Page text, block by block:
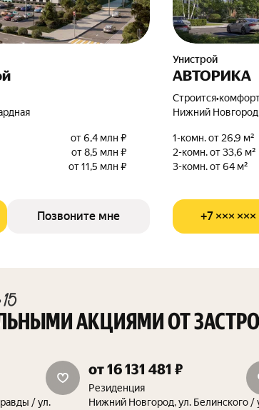
от 6,4 млн ₽
от 8,5 млн ₽
от 11,5 млн ₽
Позвоните мне
Унистрой
АВТОРИКА
Строится•
Нижний
1-комн. от 26,9 м²
2-комн. от 33,6 м²
3-комн. от 64 м²
+7 ××× ×××
АКЦИЯМИ ОТ
/ ул.
скидка 15%
от 16 131 481 ₽
Резиденция
Нижний Новгород, ул. Белинского /